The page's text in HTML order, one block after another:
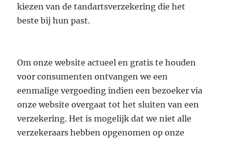
kiezen van de tandartsverzekering die het
beste bij hun past.
Om onze website actueel en gratis te houden
voor consumenten ontvangen we een
eenmalige vergoeding indien een bezoeker via
onze website overgaat tot het sluiten van een
verzekering. Het is mogelijk dat we niet alle
verzekeraars hebben opgenomen op onze